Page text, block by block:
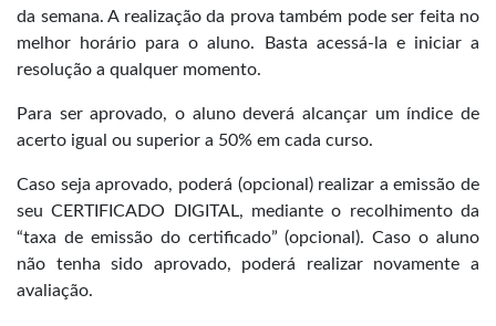
da semana. A realização da prova também pode ser feita no
melhor horário para o aluno. Basta acessá-la e iniciar a
resolução a qualquer momento.
Para ser aprovado, o aluno deverá alcançar um índice de
acerto igual ou superior a 50% em cada curso.
Caso seja aprovado, poderá (opcional) realizar a emissão de
seu CERTIFICADO DIGITAL, mediante o recolhimento da
“taxa de emissão do certificado” (opcional). Caso o aluno
não tenha sido aprovado, poderá realizar novamente a
avaliação.